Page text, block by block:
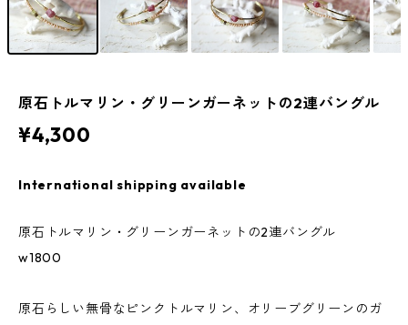
原石トルマリン・グリーンガーネットの2連バングル
¥4,300
International shipping available
原石トルマリン・グリーンガーネットの2連バングル
w1800
原石らしい無骨なピンクトルマリン、オリーブグリーンのガ